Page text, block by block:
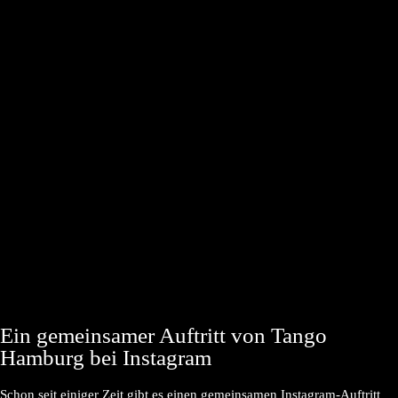
Ein gemeinsamer Auftritt von Tango
Hamburg bei Instagram
Schon seit einiger Zeit gibt es einen gemeinsamen Instagram-Auftritt